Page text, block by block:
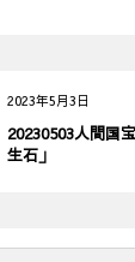
2023年5月3日
20230503人間国
生石」